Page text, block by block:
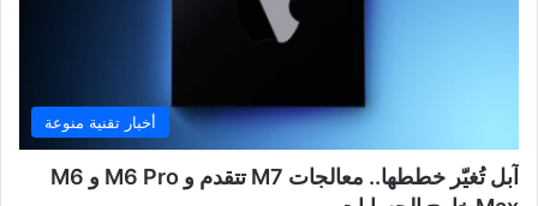
أخبار تقنية منوعة
آبل تُغيّر خططها.. معالجات M7 تتقدم و M6 Pro و M6